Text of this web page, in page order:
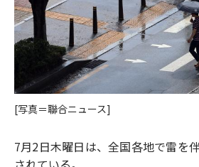
[写真＝聯合ニュース]
7月2日木曜日は、全国各地で雷を